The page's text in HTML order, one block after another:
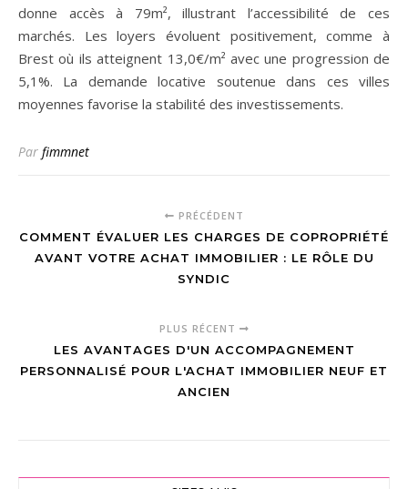
donne accès à 79m², illustrant l’accessibilité de ces
marchés. Les loyers évoluent positivement, comme à
Brest où ils atteignent 13,0€/m² avec une progression de
5,1%. La demande locative soutenue dans ces villes
moyennes favorise la stabilité des investissements.
Par fimmnet
PRÉCÉDENT
COMMENT ÉVALUER LES CHARGES DE COPROPRIÉTÉ
AVANT VOTRE ACHAT IMMOBILIER : LE RÔLE DU
SYNDIC
PLUS RÉCENT
LES AVANTAGES D'UN ACCOMPAGNEMENT
PERSONNALISÉ POUR L'ACHAT IMMOBILIER NEUF ET
ANCIEN